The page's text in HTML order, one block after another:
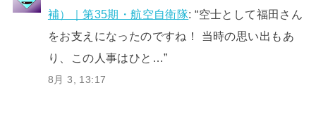
補）｜第35期・航空自衛隊: “空士として福田さん
をお支えになったのですね！ 当時の思い出もあ
り、この人事はひと…”
8月 3, 13:17